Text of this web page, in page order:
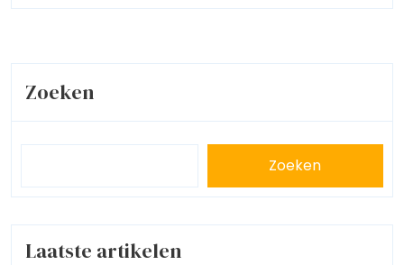
Zoeken
Zoeken
Laatste artikelen